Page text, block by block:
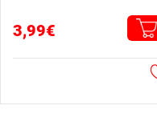
3,99€